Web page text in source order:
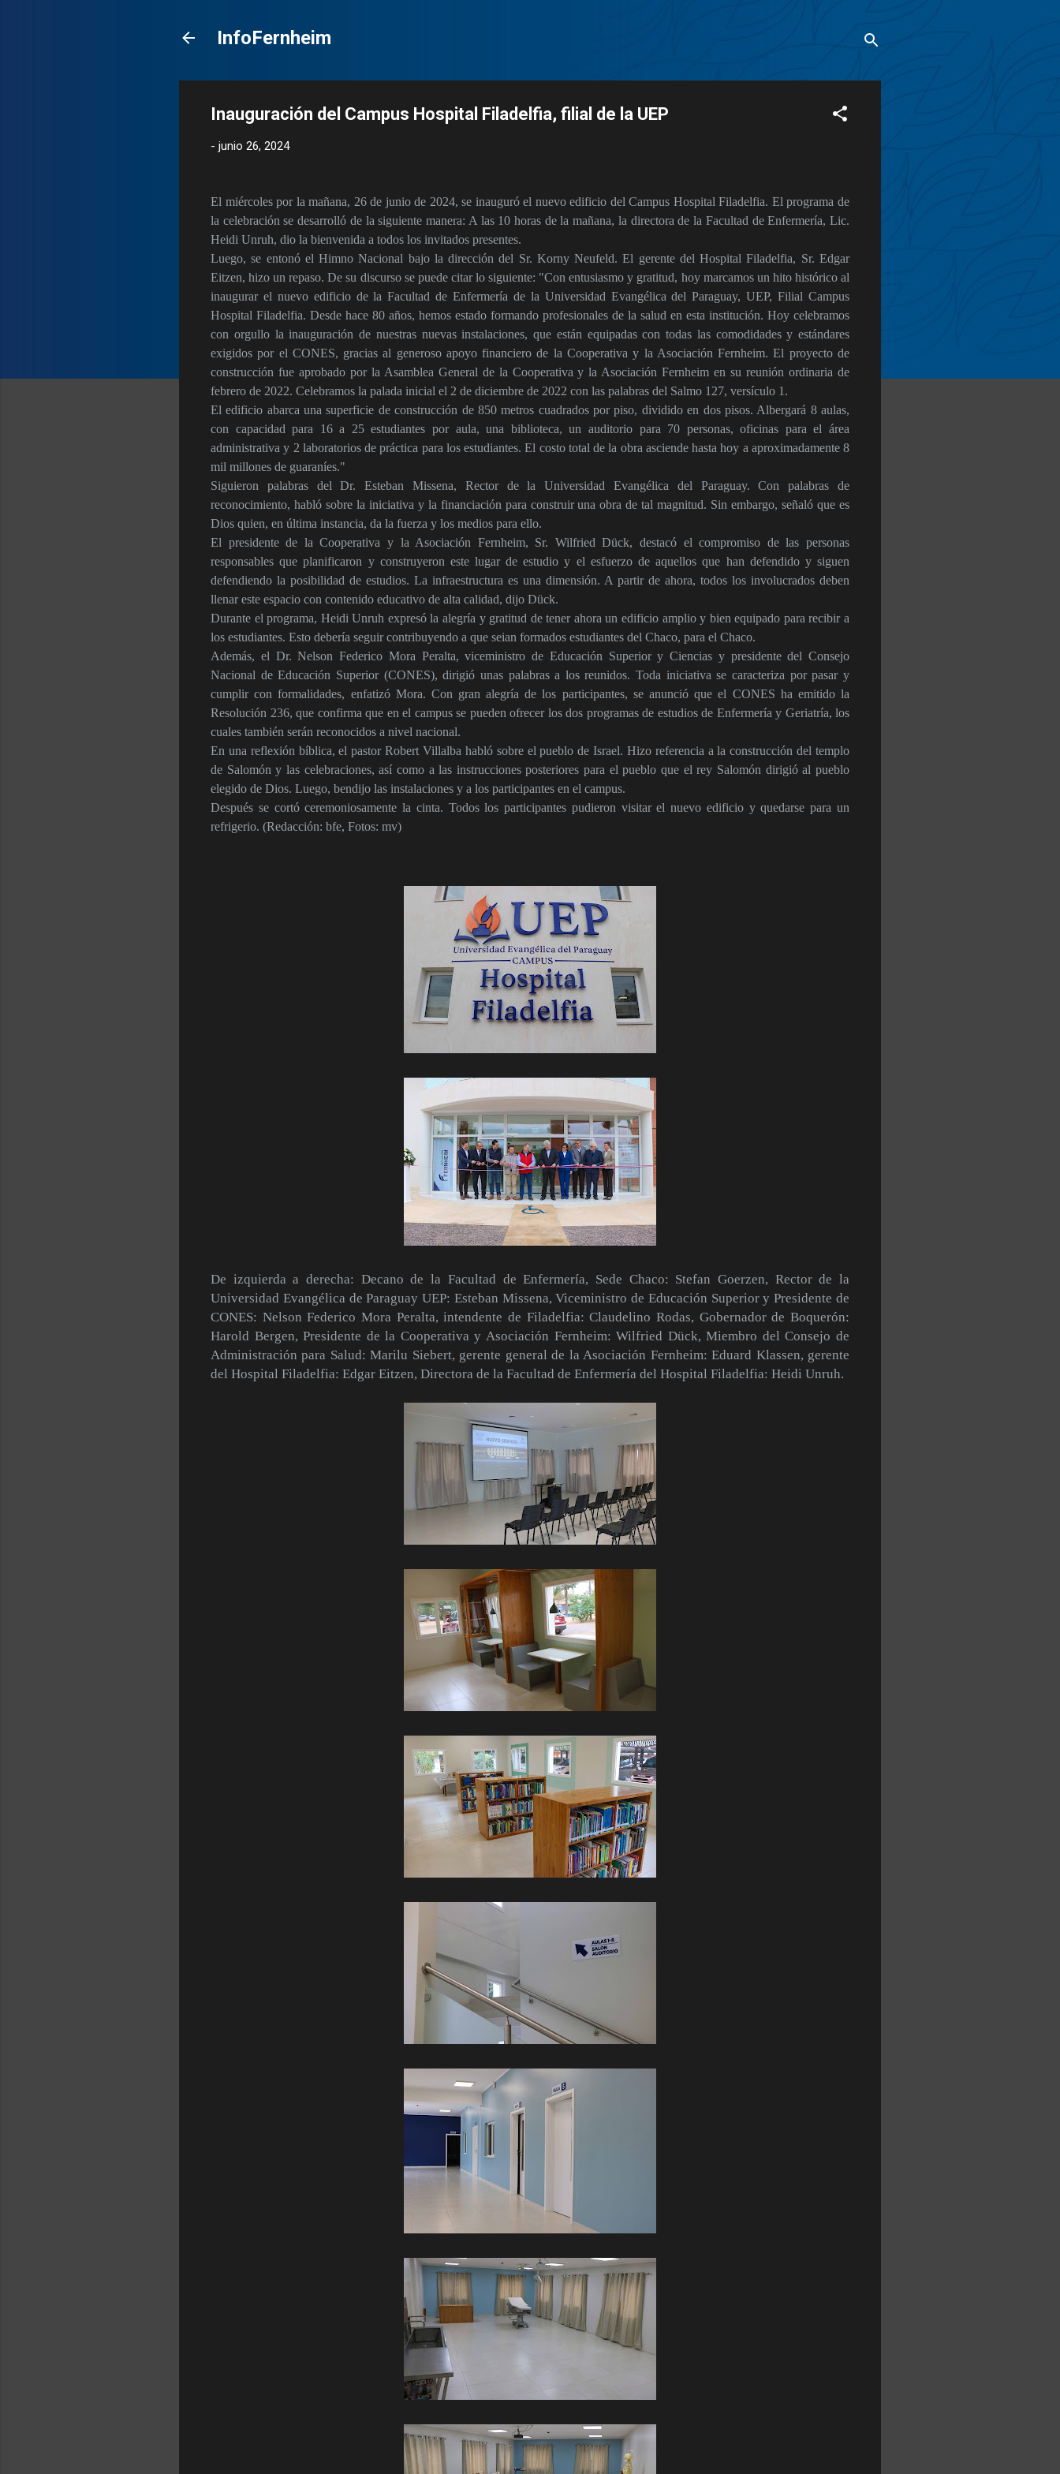
InfoFernheim
Inauguración del Campus Hospital Filadelfia, filial de la UEP
- junio 26, 2024
El miércoles por la mañana, 26 de junio de 2024, se inauguró el nuevo edificio del Campus Hospital Filadelfia. El programa de
la celebración se desarrolló de la siguiente manera: A las 10 horas de la mañana, la directora de la Facultad de Enfermería, Lic.
Heidi Unruh, dio la bienvenida a todos los invitados presentes.
Luego, se entonó el Himno Nacional bajo la dirección del Sr. Korny Neufeld. El gerente del Hospital Filadelfia, Sr. Edgar
Eitzen, hizo un repaso. De su discurso se puede citar lo siguiente: "Con entusiasmo y gratitud, hoy marcamos un hito histórico al
inaugurar el nuevo edificio de la Facultad de Enfermería de la Universidad Evangélica del Paraguay, UEP, Filial Campus
Hospital Filadelfia. Desde hace 80 años, hemos estado formando profesionales de la salud en esta institución. Hoy celebramos
con orgullo la inauguración de nuestras nuevas instalaciones, que están equipadas con todas las comodidades y estándares
exigidos por el CONES, gracias al generoso apoyo financiero de la Cooperativa y la Asociación Fernheim. El proyecto de
construcción fue aprobado por la Asamblea General de la Cooperativa y la Asociación Fernheim en su reunión ordinaria de
febrero de 2022. Celebramos la palada inicial el 2 de diciembre de 2022 con las palabras del Salmo 127, versículo 1.
El edificio abarca una superficie de construcción de 850 metros cuadrados por piso, dividido en dos pisos. Albergará 8 aulas,
con capacidad para 16 a 25 estudiantes por aula, una biblioteca, un auditorio para 70 personas, oficinas para el área
administrativa y 2 laboratorios de práctica para los estudiantes. El costo total de la obra asciende hasta hoy a aproximadamente 8
mil millones de guaraníes."
Siguieron palabras del Dr. Esteban Missena, Rector de la Universidad Evangélica del Paraguay. Con palabras de
reconocimiento, habló sobre la iniciativa y la financiación para construir una obra de tal magnitud. Sin embargo, señaló que es
Dios quien, en última instancia, da la fuerza y los medios para ello.
El presidente de la Cooperativa y la Asociación Fernheim, Sr. Wilfried Dück, destacó el compromiso de las personas
responsables que planificaron y construyeron este lugar de estudio y el esfuerzo de aquellos que han defendido y siguen
defendiendo la posibilidad de estudios. La infraestructura es una dimensión. A partir de ahora, todos los involucrados deben
llenar este espacio con contenido educativo de alta calidad, dijo Dück.
Durante el programa, Heidi Unruh expresó la alegría y gratitud de tener ahora un edificio amplio y bien equipado para recibir a
los estudiantes. Esto debería seguir contribuyendo a que seian formados estudiantes del Chaco, para el Chaco.
Además, el Dr. Nelson Federico Mora Peralta, viceministro de Educación Superior y Ciencias y presidente del Consejo
Nacional de Educación Superior (CONES), dirigió unas palabras a los reunidos. Toda iniciativa se caracteriza por pasar y
cumplir con formalidades, enfatizó Mora. Con gran alegría de los participantes, se anunció que el CONES ha emitido la
Resolución 236, que confirma que en el campus se pueden ofrecer los dos programas de estudios de Enfermería y Geriatría, los
cuales también serán reconocidos a nivel nacional.
En una reflexión bíblica, el pastor Robert Villalba habló sobre el pueblo de Israel. Hizo referencia a la construcción del templo
de Salomón y las celebraciones, así como a las instrucciones posteriores para el pueblo que el rey Salomón dirigió al pueblo
elegido de Dios. Luego, bendijo las instalaciones y a los participantes en el campus.
Después se cortó ceremoniosamente la cinta. Todos los participantes pudieron visitar el nuevo edificio y quedarse para un
refrigerio. (Redacción: bfe, Fotos: mv)
De izquierda a derecha: Decano de la Facultad de Enfermería, Sede Chaco: Stefan Goerzen, Rector de la
Universidad Evangélica de Paraguay UEP: Esteban Missena, Viceministro de Educación Superior y Presidente de
CONES: Nelson Federico Mora Peralta, intendente de Filadelfia: Claudelino Rodas, Gobernador de Boquerón:
Harold Bergen, Presidente de la Cooperativa y Asociación Fernheim: Wilfried Dück, Miembro del Consejo de
Administración para Salud: Marilu Siebert, gerente general de la Asociación Fernheim: Eduard Klassen, gerente
del Hospital Filadelfia: Edgar Eitzen, Directora de la Facultad de Enfermería del Hospital Filadelfia: Heidi Unruh.